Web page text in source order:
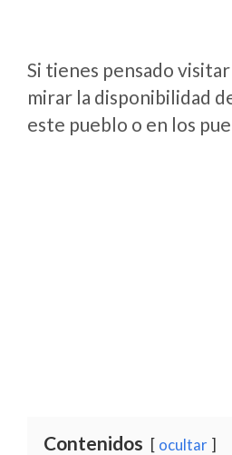
Si tienes pensado
mirar la disponibilidad
este pueblo o en los
Contenidos ocultar